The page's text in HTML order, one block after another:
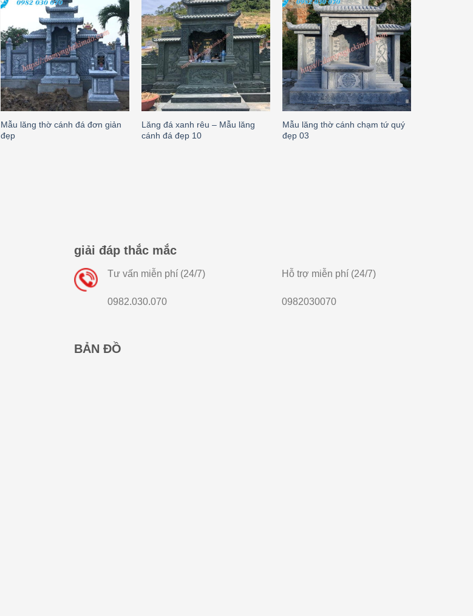
Mẫu lăng thờ cánh đá đơn giản
đẹp
Lăng đá xanh rêu – Mẫu lăng
cánh đá đẹp 10
Mẫu lăng thờ cánh chạm tứ quý
đẹp 03
giải đáp thắc mắc
Tư vấn miễn phí (24/7)
0982.030.070
Hỗ trợ miễn phí (24/7)
0982030070
BẢN ĐỒ